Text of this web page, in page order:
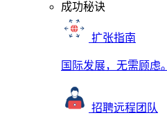
成功秘诀
扩张指南
国际发展，无需顾虑。
招聘远程团队